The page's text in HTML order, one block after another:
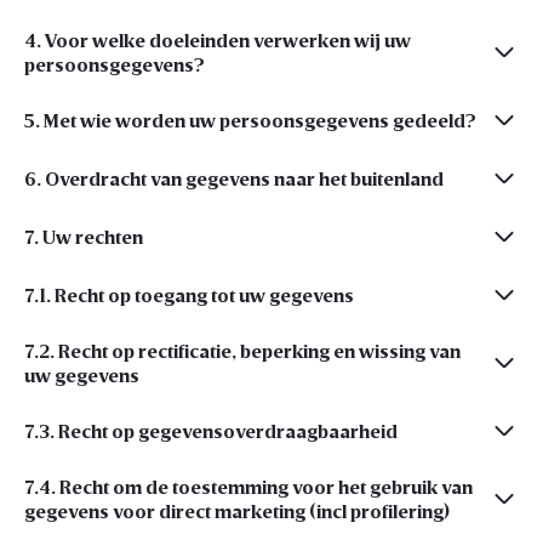
4. Voor welke doeleinden verwerken wij uw
persoonsgegevens?
5. Met wie worden uw persoonsgegevens gedeeld?
6. Overdracht van gegevens naar het buitenland
7. Uw rechten
7.1. Recht op toegang tot uw gegevens
7.2. Recht op rectificatie, beperking en wissing van
uw gegevens
7.3. Recht op gegevensoverdraagbaarheid
7.4. Recht om de toestemming voor het gebruik van
gegevens voor direct marketing (incl profilering)